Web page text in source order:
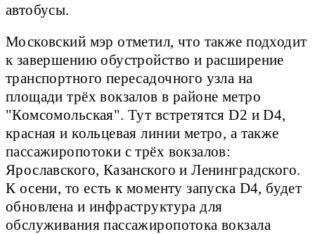
автобусы.
Московский мэр отметил, что также подходит
к завершению обустройство и расширение
транспортного пересадочного узла на
площади трёх вокзалов в районе метро
"Комсомольская". Тут встретятся D2 и D4,
красная и кольцевая линии метро, а также
пассажиропотоки с трёх вокзалов:
Ярославского, Казанского и Ленинградского.
К осени, то есть к моменту запуска D4, будет
обновлена и инфраструктура для
обслуживания пассажиропотока вокзала